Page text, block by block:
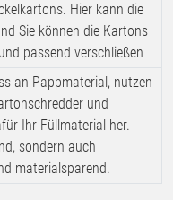
Hier kann die
Sie können die Kartons
passend verschließen
an Pappmaterial, nutzen
und
Ihr Füllmaterial her.
sondern auch
materialsparend.